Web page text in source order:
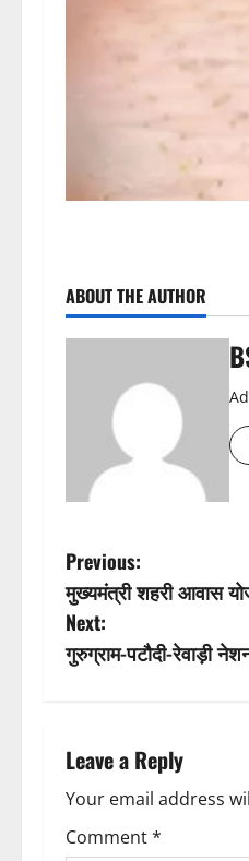
ABOUT THE AUTHOR
P
o
s
n
a
v
Previous:
मुख्यमंत्री शहरी आवास
Next:
गुरुग्राम-पटौदी-रेवाड़ी
Leave a Reply
Your email address
Comment*